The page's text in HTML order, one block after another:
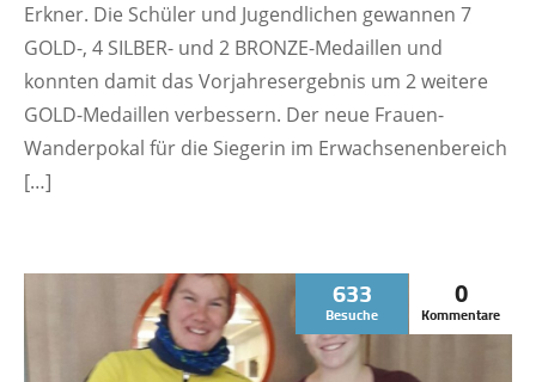
Erkner. Die Schüler und Jugendlichen gewannen 7
GOLD-, 4 SILBER- und 2 BRONZE-Medaillen und
konnten damit das Vorjahresergebnis um 2 weitere
GOLD-Medaillen verbessern. Der neue Frauen-
Wanderpokal für die Siegerin im Erwachsenenbereich
[…]
633
Besuche
0
Kommentare